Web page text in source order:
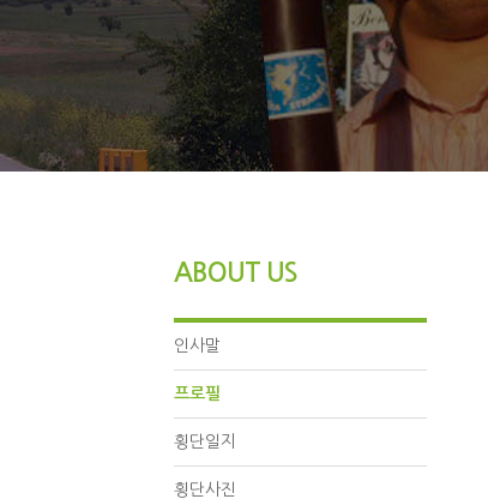
ABOUT US
인사말
프로필
횡단일지
횡단사진